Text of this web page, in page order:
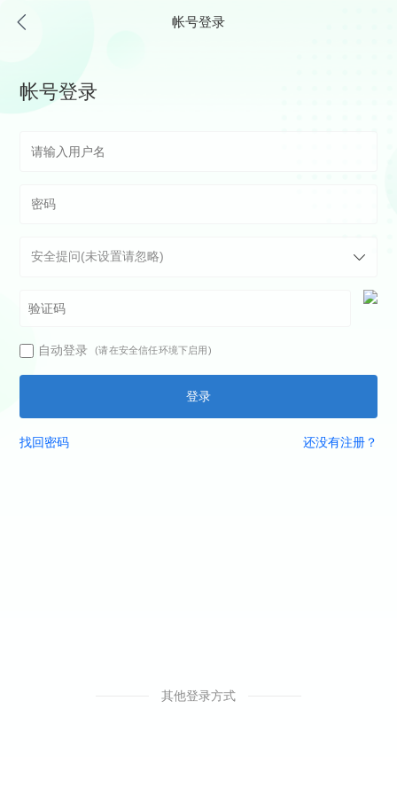
帐号登录
帐号登录
自动登录 (请在安全信任环境下启用)
登录
找回密码 还没有注册？
其他登录方式